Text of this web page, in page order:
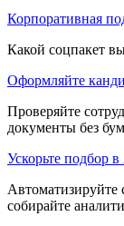
Корпоративная
Какой соцпакет
Оформляйте
Проверяйте
документы без
Ускорьте подбор в
Автоматизируйте
собирайте